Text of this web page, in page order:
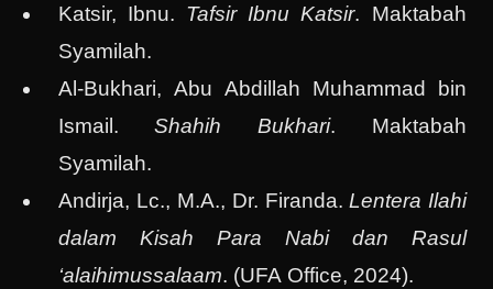
Katsir, Ibnu. Tafsir Ibnu Katsir. Maktabah
Syamilah.
Al-Bukhari, Abu Abdillah Muhammad bin
Ismail.Shahih Bukhari. Maktabah
Syamilah.
Andirja, Lc., M.A., Dr. Firanda.Lentera Ilahi
dalam Kisah Para Nabi dan Rasul
‘alaihimussalaam. (UFA Office, 2024).